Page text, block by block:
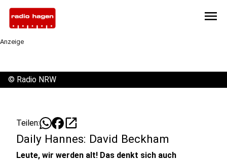
menu
Anzeige
© Radio NRW
Teilen: open_in_new
Daily Hannes: David Beckham
Leute, wir werden alt! Das denkt sich auch